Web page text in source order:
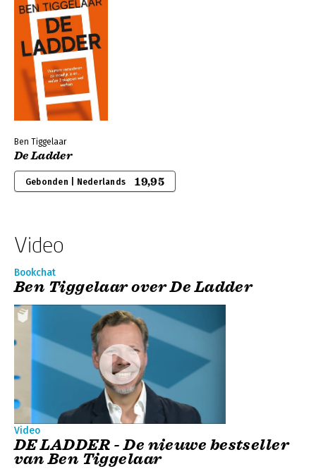
Ben Tiggelaar
De Ladder
Gebonden | Nederlands 19,95
Video
Bookchat
Ben Tiggelaar over De Ladder
Video
DE LADDER - De nieuwe bestseller
van Ben Tiggelaar